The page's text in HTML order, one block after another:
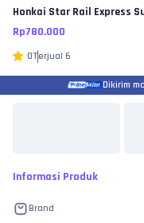
Honkai Star Rail Express
Rp780.000
0Terjual 6
Dikirim
Informasi Produk
Brand